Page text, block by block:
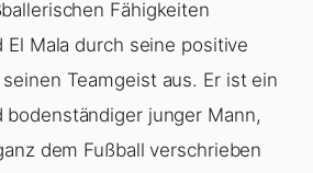
Fähigkeiten
El Mala durch seine positive
Teamgeist aus. Er ist ein
bodenständiger junger Mann,
dem Fußball verschrieben